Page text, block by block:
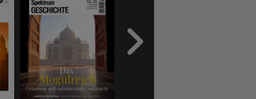
der
einer